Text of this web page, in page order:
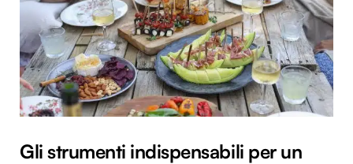
Gli strumenti indispensabili per un